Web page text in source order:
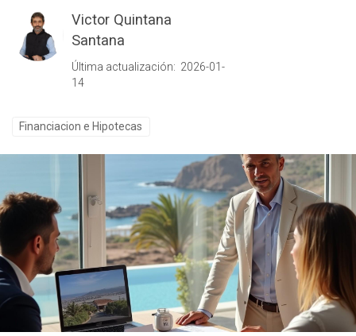
Victor Quintana
Santana
Última actualización: 2026-01-
14
Financiacion e Hipotecas